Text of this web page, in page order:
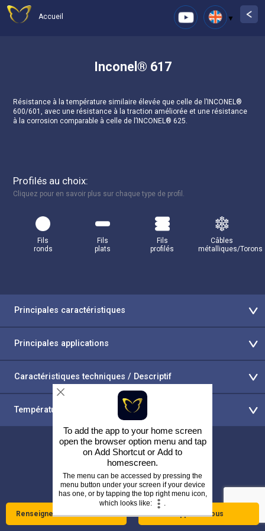
Accueil
Inconel® 617
Résistance à la température similaire élevée que celle de l’INCONEL®
600/601, avec une résistance à la traction améliorée et une résistance
à la corrosion comparable à celle de l’INCONEL® 625.
Profilés au choix:
Cliquez pour en savoir plus sur chaque type de profil.
Fils
ronds
Fils
plats
Fils
profilés
Câbles
métalliques/Torons
Principales caractéristiques
Principales applications
Caractéristiques techniques / Descriptif
Température de fonctionnement
Renseignez-vous maintenant Appelez-nous
Retour à Fils en alliage
To add the app to your home screen
open the browser option menu and tap
on Add Shortcut or Add to
homescreen.
The menu can be accessed by pressing the
menu button under your screen if your device
has one, or by tapping the top right menu icon,
which looks like: